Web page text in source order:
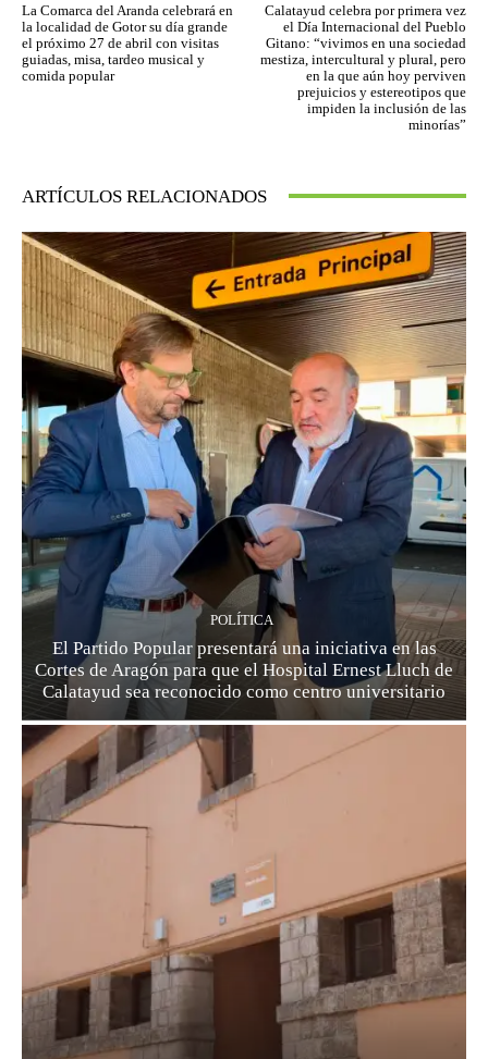
La Comarca del Aranda celebrará en
la localidad de Gotor su día grande
el próximo 27 de abril con visitas
guiadas, misa, tardeo musical y
comida popular
Calatayud celebra por primera vez
el Día Internacional del Pueblo
Gitano: “vivimos en una sociedad
mestiza, intercultural y plural, pero
en la que aún hoy perviven
prejuicios y estereotipos que
impiden la inclusión de las
minorías”
ARTÍCULOS RELACIONADOS
POLÍTICA
El Partido Popular presentará una iniciativa en las
Cortes de Aragón para que el Hospital Ernest Lluch de
Calatayud sea reconocido como centro universitario